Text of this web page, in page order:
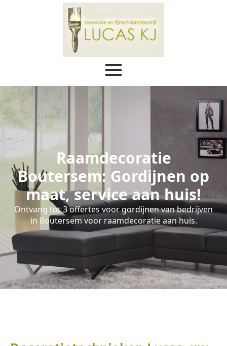
Raamdecoratie
Boutersem: Gordijnen op
maat, service aan huis!
Ontvang tot 3 offertes voor gordijnen van bedrijven
in Boutersem voor raamdecoratie aan huis.